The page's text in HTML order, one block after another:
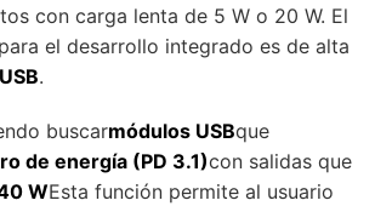
con carga lenta de 5 W o 20 W. El
el desarrollo integrado es de alta
.
buscarmódulos USBque
de energía (PD 3.1)con salidas que
WEsta función permite al usuario